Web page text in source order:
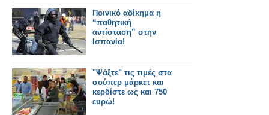
Ποινικό αδίκημα η
“παθητική
αντίσταση” στην
Ισπανία!
"Ψάξτε" τις τιμές στα
σούπερ μάρκετ και
κερδίστε ως και 750
ευρώ!